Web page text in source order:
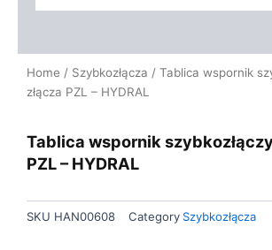
Home / Szybkozłącza / Tablica wspornik
złącza PZL – HYDRAL
Tablica wspornik
PZL – HYDRAL
SKU HAN00608 Category Szybkozłącza